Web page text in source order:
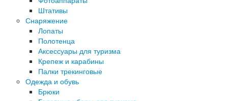
Штативы
Снаряжение
Лопаты
Полотенца
Аксессуары для туризма
Крепеж и карабины
Палки трекинговые
Одежда и обувь
Брюки